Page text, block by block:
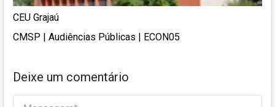
CEU Grajaú
CMSP | Audiências Públicas | ECON05
Deixe um comentário